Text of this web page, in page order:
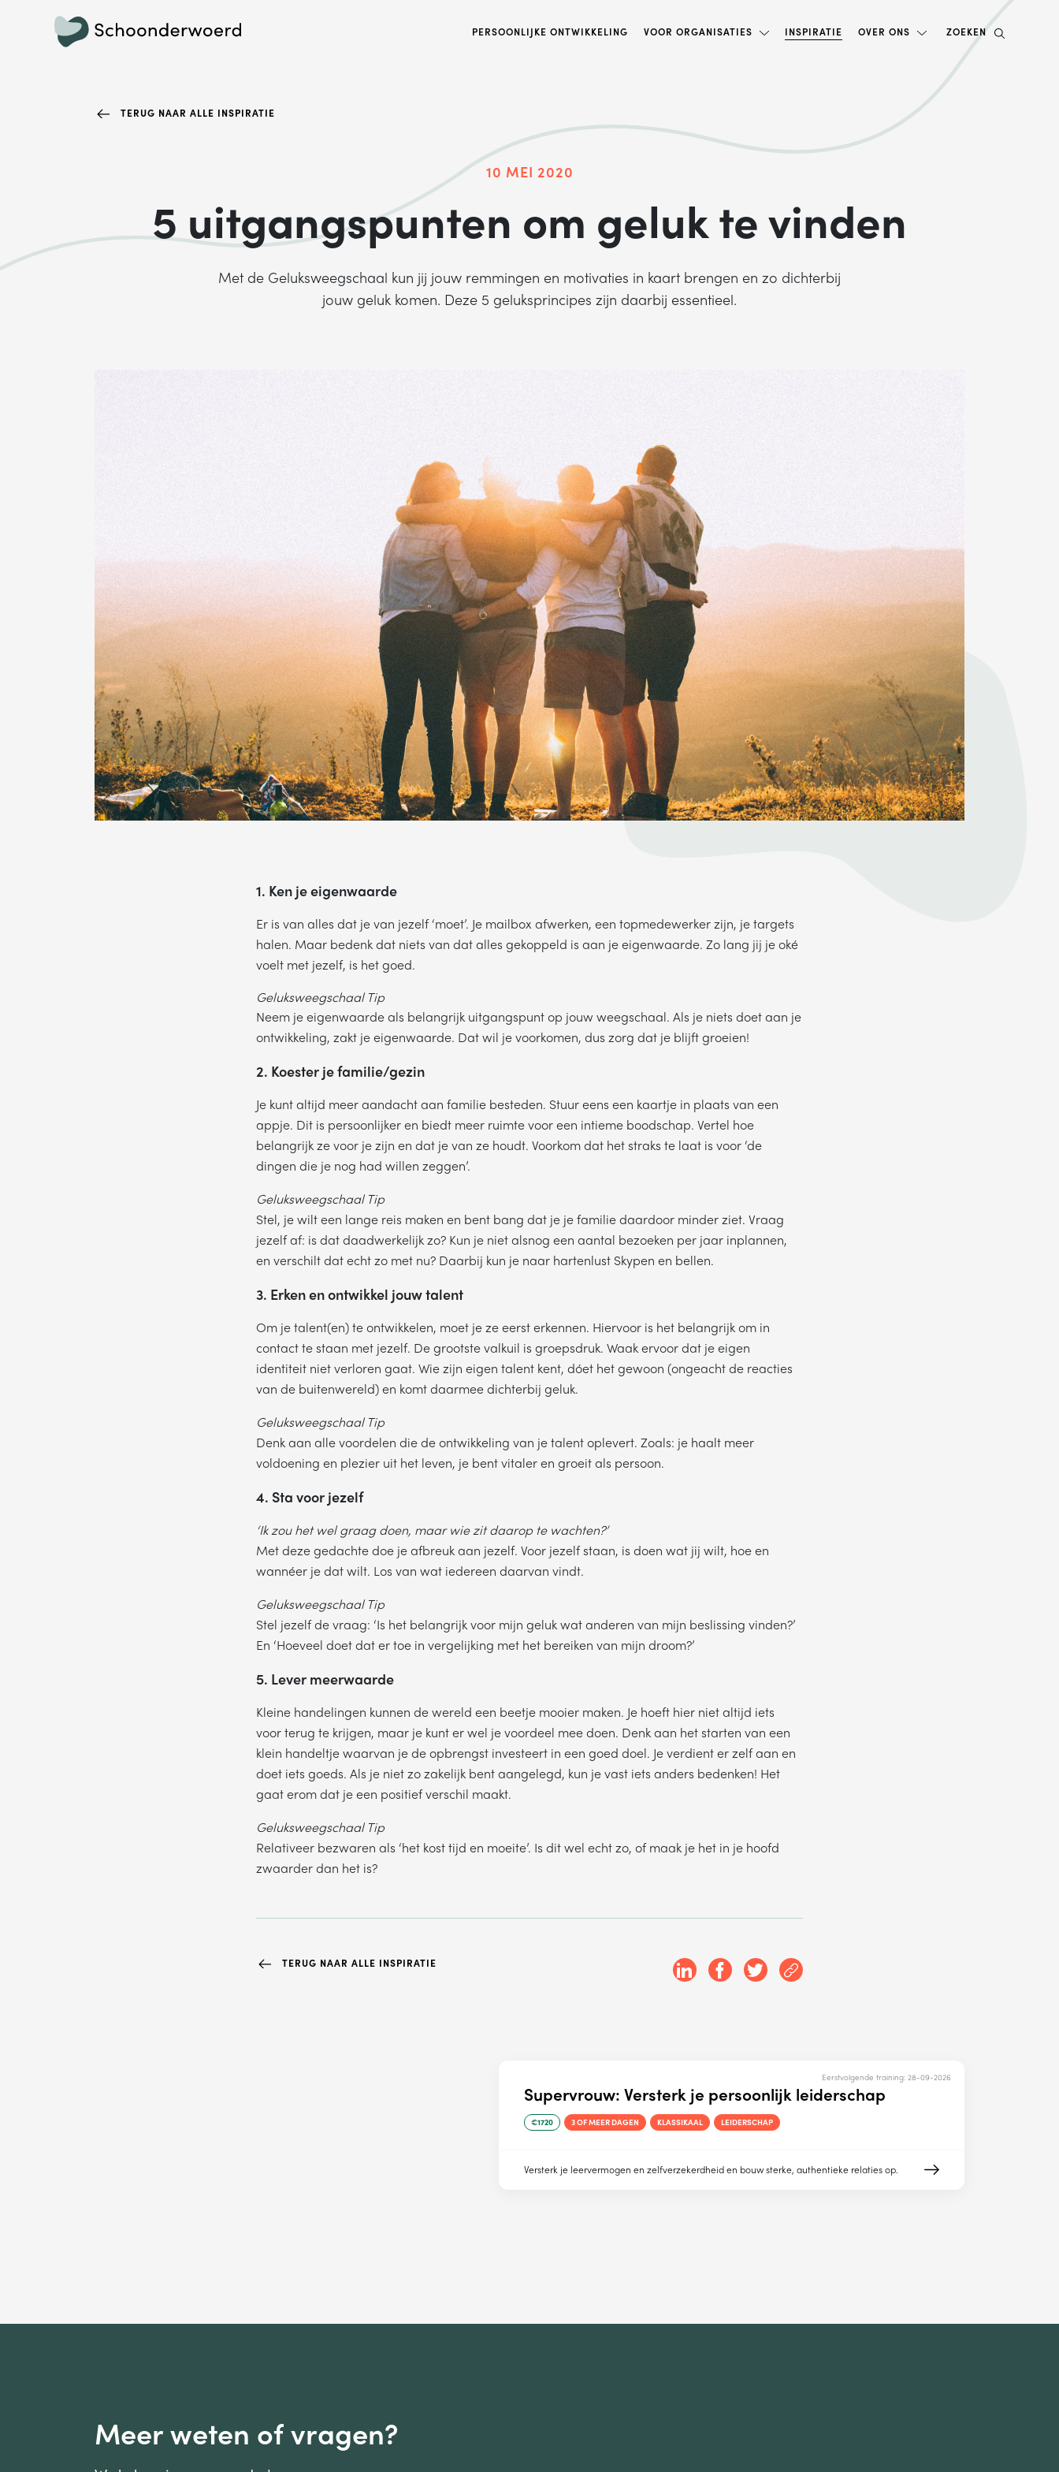
PERSOONLIJKE ONTWIKKELING VOOR ORGANISATIES INSPIRATIE OVER ONS ZOEKEN
TERUG NAAR ALLE INSPIRATIE
10 MEI 2020
5 uitgangspunten om geluk te vinden
Met de Geluksweegschaal kun jij jouw remmingen en motivaties in kaart brengen en zo dichterbij
jouw geluk komen. Deze 5 geluksprincipes zijn daarbij essentieel.
1. Ken je eigenwaarde
Er is van alles dat je van jezelf ‘moet’. Je mailbox afwerken, een topmedewerker zijn, je targets
halen. Maar bedenk dat niets van dat alles gekoppeld is aan je eigenwaarde. Zo lang jij je oké
voelt met jezelf, is het goed.
Geluksweegschaal Tip
Neem je eigenwaarde als belangrijk uitgangspunt op jouw weegschaal. Als je niets doet aan je
ontwikkeling, zakt je eigenwaarde. Dat wil je voorkomen, dus zorg dat je blijft groeien!
2. Koester je familie/gezin
Je kunt altijd meer aandacht aan familie besteden. Stuur eens een kaartje in plaats van een
appje. Dit is persoonlijker en biedt meer ruimte voor een intieme boodschap. Vertel hoe
belangrijk ze voor je zijn en dat je van ze houdt. Voorkom dat het straks te laat is voor ‘de
dingen die je nog had willen zeggen’.
Geluksweegschaal Tip
Stel, je wilt een lange reis maken en bent bang dat je je familie daardoor minder ziet. Vraag
jezelf af: is dat daadwerkelijk zo? Kun je niet alsnog een aantal bezoeken per jaar inplannen,
en verschilt dat echt zo met nu? Daarbij kun je naar hartenlust Skypen en bellen.
3. Erken en ontwikkel jouw talent
Om je talent(en) te ontwikkelen, moet je ze eerst erkennen. Hiervoor is het belangrijk om in
contact te staan met jezelf. De grootste valkuil is groepsdruk. Waak ervoor dat je eigen
identiteit niet verloren gaat. Wie zijn eigen talent kent, dóet het gewoon (ongeacht de reacties
van de buitenwereld) en komt daarmee dichterbij geluk.
Geluksweegschaal Tip
Denk aan alle voordelen die de ontwikkeling van je talent oplevert. Zoals: je haalt meer
voldoening en plezier uit het leven, je bent vitaler en groeit als persoon.
4. Sta voor jezelf
‘Ik zou het wel graag doen, maar wie zit daarop te wachten?’
Met deze gedachte doe je afbreuk aan jezelf. Voor jezelf staan, is doen wat jij wilt, hoe en
wannéer je dat wilt. Los van wat iedereen daarvan vindt.
Geluksweegschaal Tip
Stel jezelf de vraag: ‘Is het belangrijk voor mijn geluk wat anderen van mijn beslissing vinden?’
En ‘Hoeveel doet dat er toe in vergelijking met het bereiken van mijn droom?’
5. Lever meerwaarde
Kleine handelingen kunnen de wereld een beetje mooier maken. Je hoeft hier niet altijd iets
voor terug te krijgen, maar je kunt er wel je voordeel mee doen. Denk aan het starten van een
klein handeltje waarvan je de opbrengst investeert in een goed doel. Je verdient er zelf aan en
doet iets goeds. Als je niet zo zakelijk bent aangelegd, kun je vast iets anders bedenken! Het
gaat erom dat je een positief verschil maakt.
Geluksweegschaal Tip
Relativeer bezwaren als ‘het kost tijd en moeite’. Is dit wel echt zo, of maak je het in je hoofd
zwaarder dan het is?
TERUG NAAR ALLE INSPIRATIE
Supervrouw: Versterk je persoonlijk leiderschap
Eerstvolgende training: 28-09-2026
€1720 3 OF MEER DAGEN KLASSIKAAL LEIDERSCHAP
Versterk je leervermogen en zelfverzekerdheid en bouw sterke, authentieke relaties op.
Meer weten of vragen?
Plan een belafspraak
Wil je graag gebeld worden om meer informatie te krijgen? Kies hieronder welke dag jouw
voorkeur heeft en we bellen je!
MA DI WO DO VR
ONDERWERP
Waar gaat je vraag over?
NAAM
TELEFOONNUMMER
VERSTUREN
Wij verkopen nooit gegevens aan derden. Hoe wij omgaan met je
persoonsgegevens, lees je in onsprivacystatement.